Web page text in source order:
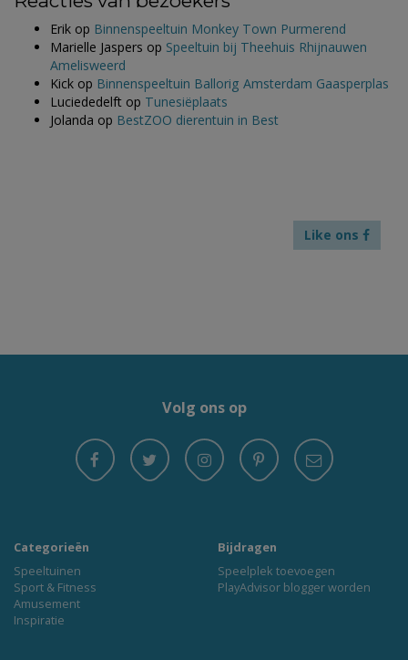
Erik op Binnenspeeltuin Monkey Town Purmerend
Marielle Jaspers op Speeltuin bij Theehuis Rhijnauwen
Amelisweerd
Kick op Binnenspeeltuin Ballorig Amsterdam Gaasperplas
Luciededelft op Tunesiëplaats
Jolanda op BestZOO dierentuin in Best
Like ons
Volg ons op
Categorieën
Speeltuinen
Sport & Fitness
Amusement
Inspiratie
Bijdragen
Speelplek toevoegen
PlayAdvisor blogger worden